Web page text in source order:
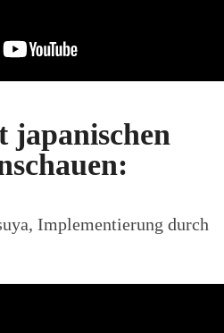
japanischen
Implementierung durch